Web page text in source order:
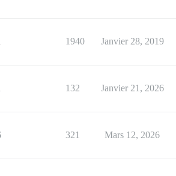
1940 Janvier 28, 2019
132 Janvier 21, 2026
321 Mars 12, 2026